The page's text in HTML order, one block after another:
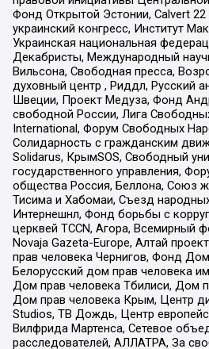
Фонд Открытой Эстонии, Calvert
украинский конгресс, Институт
Украинская национальная
Декабристы, Международный
Вильсона, Свободная пресса,
духовный центр , Риддл, Русский
Швеции, Проект Медуза, Фонд
свободной России, Лига
International, Форум Свободных
Солидарность с гражданским
Solidarus, КрымSOS, Свободный
государственного управления,
общества Россия, Беллона, Союз
Тисима и Хабомаи, Съезд
Интернешнл, Фонд борьбы с
церквей TCCN, Агора, Всемирный
Novaja Gazeta-Europe, Алтай
прав человека Чернигов, Фонд
Белорусский дом прав человека
Дом прав человека Тбилиси, Дом
Дом прав человека Крым, Центр
Studios, ТВ Дождь, Центр
Вилфрида Мартенса, Сетевое
расследователей, АЛЛАТРА, За